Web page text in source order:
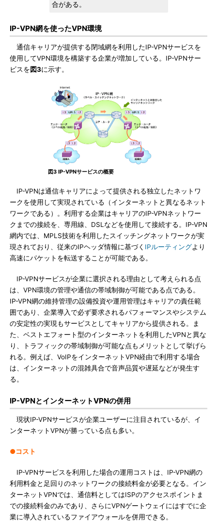
合がある。
IP-VPN網を使ったVPN環境
通信キャリアが提供する閉域網を利用したIP-VPNサービスを
使用してVPN環境を構築する企業が増加している。IP-VPNサー
ビスを図3に示す。
図3 IP-VPNサービスの概要
IP-VPNは通信キャリアによって提供される独立したネットワ
ークを使用して実現されている（インターネットと異なるネット
ワークである）。利用する企業はキャリアのIP-VPNネットワー
クまでの接続を、専用線、DSLなどを使用して接続する。IP-VPN
網内では、MPLS技術を利用したスイッチングネットワークが実
現されており、従来のIPヘッダ情報に基づく IPルーティングより
高速にパケットを転送することが可能である。
IP-VPNサービスが企業に選択される理由として考えられる点
は、VPN環境の管理や通信の帯域制御が可能である点である。
IP-VPN網の維持管理の設備投資や運用管理はキャリアの責任範
囲であり、企業導入で必ず要求されるパフォーマンスやシステム
の安定性の実現もサービスとしてキャリアから提供される。ま
た、ベストエフォート型のインターネットを利用したVPNと異な
り、トラフィックの帯域制御が可能な点もメリットとして挙げら
れる。例えば、VoIPをインターネットVPN経由で利用する場合
は、インターネットの混雑具合で音声品質や遅延などが発生す
る。
IP-VPNとインターネットVPNの併用
現状IP-VPNサービスが企業ユーザーに注目されているが、イ
ンターネットVPNが勝っている点も多い。
●コスト
IP-VPNサービスを利用した場合の運用コストは、IP-VPN網の
利用料金と足回りのネットワークの接続料金が必要となる。イン
ターネットVPNでは、通信料としてはISPのアクセスポイントま
での接続料金のみであり、さらにVPNゲートウェイにはすでに企
業に導入されているファイアウォールを併用できる。